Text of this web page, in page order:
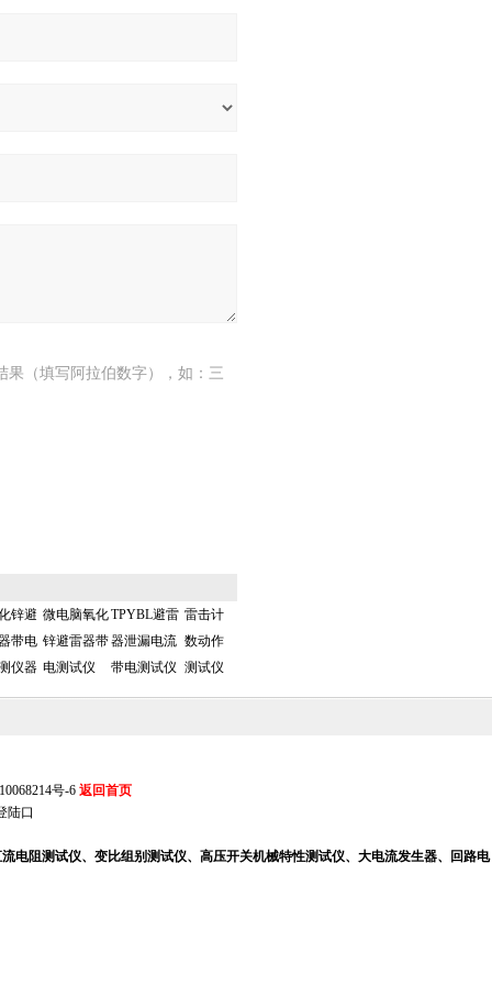
果（填写阿拉伯数字），如：三
锌避
带电
仪器
微电脑氧化
锌避雷器带
电测试仪
TPYBL避雷
器泄漏电流
带电测试仪
雷击计
数动作
测试仪
号-6 返回首页
陆口
电阻测试仪、变比组别测试仪、高压开关机械特性测试仪、大电流发生器、回路电